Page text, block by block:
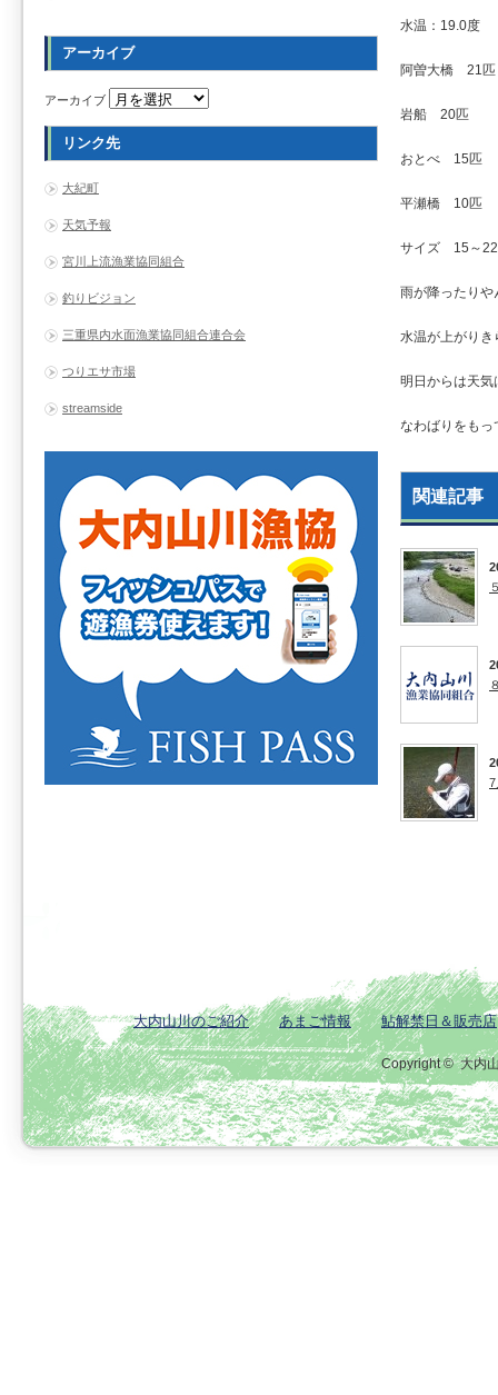
水温：19.0度
阿曽大橋 21匹
岩船 20匹
おとべ 15匹
平瀬橋 10匹
サイズ 15～
雨が降ったりや
水温が上がりき
明日からは天気
なわばりをもっ
関連記事
7
アーカイブ
アーカイブ
リンク先
大紀町
天気予報
宮川上流漁業協同組合
釣りビジョン
三重県内水面漁業協同組合連合会
つりエサ市場
streamside
大内山川のご紹介 あまご情報 鮎解禁日＆販売店
Copyright ©大内